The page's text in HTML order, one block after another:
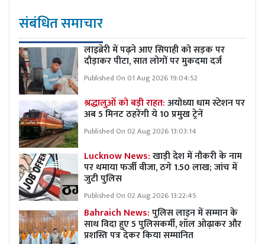
संबंधित समाचार
लाइब्रेरी में पढ़ने आए सिपाही को सड़क पर
दौड़ाकर पीटा, सात लोगों पर मुकदमा दर्ज
Published On 01 Aug 2026 19:04:52
श्रद्धालुओं को बड़ी राहत:अयोध्या धाम स्टेशन पर
अब 5 मिनट ठहरेंगी ये 10 प्रमुख ट्रेनें
Published On 02 Aug 2026 13:03:14
Lucknow News:खाड़ी देश में नौकरी के नाम
पर थमाया फर्जी वीजा, ठगे 1.50 लाख; जांच में
जुटी पुलिस
Published On 02 Aug 2026 13:22:45
Bahraich News:पुलिस लाइन में सम्मान के
साथ विदा हुए 5 पुलिसकर्मी, शॉल ओढ़ाकर और
प्रशस्ति पत्र देकर किया सम्मानित